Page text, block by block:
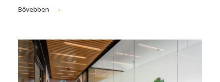
Bővebben